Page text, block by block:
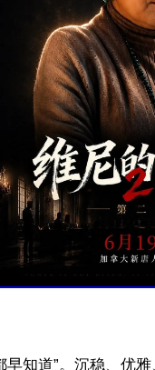
知道”。沉稳、优雅